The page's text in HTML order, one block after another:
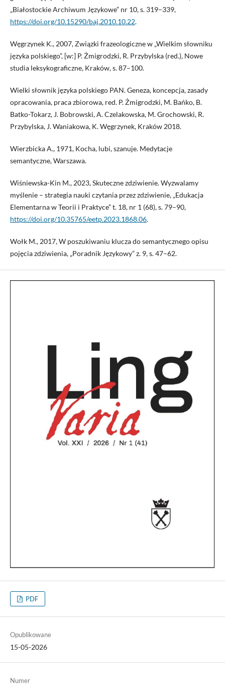
„Białostockie Archiwum Językowe” nr 10, s. 319–339,
https://doi.org/10.15290/baj.2010.10.22.
Węgrzynek K., 2007, Związki frazeologiczne w „Wielkim słowniku
języka polskiego”, [w:] P. Żmigrodzki, R. Przybylska (red.), Nowe
studia leksykograficzne, Kraków, s. 87–100.
Wielki słownik języka polskiego PAN. Geneza, koncepcja, zasady
opracowania, praca zbiorowa, red. P. Żmigrodzki, M. Bańko, B.
Batko-Tokarz, J. Bobrowski, A. Czelakowska, M. Grochowski, R.
Przybylska, J. Waniakowa, K. Węgrzynek, Kraków 2018.
Wierzbicka A., 1971, Kocha, lubi, szanuje. Medytacje
semantyczne, Warszawa.
Wiśniewska-Kin M., 2023, Skuteczne zdziwienie. Wyzwalamy
myślenie – strategia nauki czytania przez zdziwienie, „Edukacja
Elementarna w Teorii i Praktyce” t. 18, nr 1 (68), s. 79–90,
https://doi.org/10.35765/eetp.2023.1868.06.
Wołk M., 2017, W poszukiwaniu klucza do semantycznego opisu
pojęcia zdziwienia, „Poradnik Językowy” z. 9, s. 47–62.
PDF
Opublikowane
15-05-2026
Numer